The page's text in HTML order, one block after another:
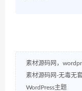
素材源码网，
素材源码网-无毒无
WordPress主题